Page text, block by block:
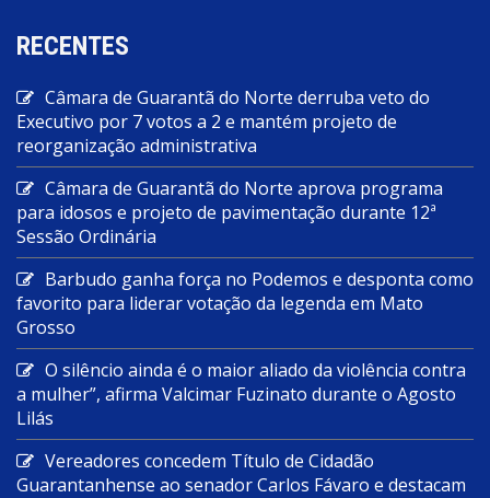
RECENTES
Câmara de Guarantã do Norte derruba veto do
Executivo por 7 votos a 2 e mantém projeto de
reorganização administrativa
Câmara de Guarantã do Norte aprova programa
para idosos e projeto de pavimentação durante 12ª
Sessão Ordinária
Barbudo ganha força no Podemos e desponta como
favorito para liderar votação da legenda em Mato
Grosso
O silêncio ainda é o maior aliado da violência contra
a mulher”, afirma Valcimar Fuzinato durante o Agosto
Lilás
Vereadores concedem Título de Cidadão
Guarantanhense ao senador Carlos Fávaro e destacam